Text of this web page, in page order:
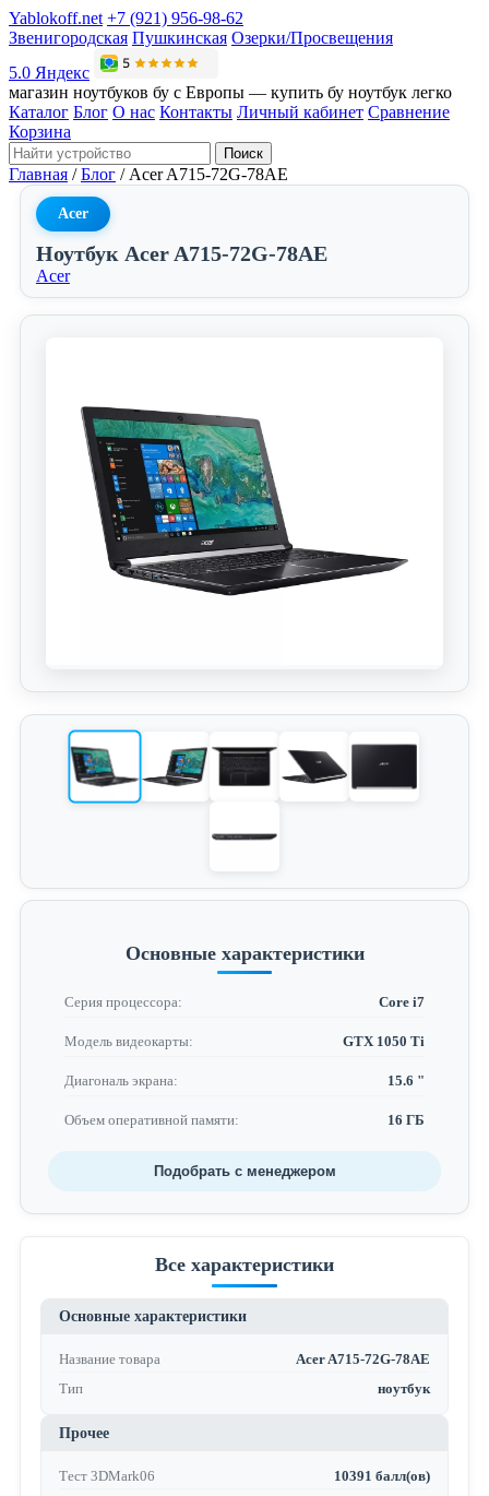
Yablokoff.net +7 (921) 956-98-62
Звенигородская Пушкинская Озерки/Просвещения
5.0 Яндекс
магазин ноутбуков бу с Европы — купить бу ноутбук легко
Каталог Блог О нас Контакты Личный кабинет Сравнение
Корзина
Поиск
Главная / Блог / Acer A715-72G-78AE
Acer
Ноутбук Acer A715-72G-78AE
Acer
Основные характеристики
Серия процессора: Core i7
Модель видеокарты: GTX 1050 Ti
Диагональ экрана: 15.6 "
Объем оперативной памяти: 16 ГБ
Подобрать с менеджером
Все характеристики
Основные характеристики
Название товара
Acer A715-72G-78AE
Тип
ноутбук
Прочее
Тест 3DMark06
10391 балл(ов)